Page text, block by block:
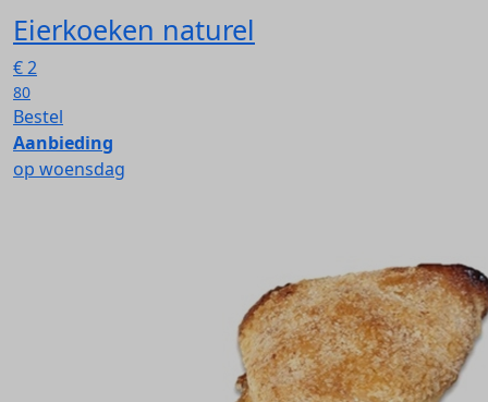
Eierkoeken naturel
€2
80
Bestel
Aanbieding
op woensdag